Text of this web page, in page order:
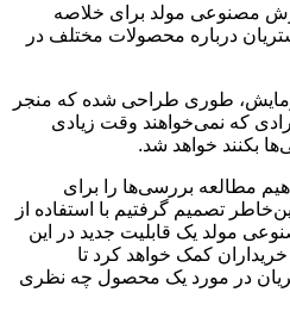
مصنوعی مولد برای خلاصه
درباره محصولات مختلف در
طوری طراحی شده که منجر
که نمی‌خواهند وقت زیادی
بکنند خواهد شد.
مطالعه بررسی‌ها را برای
تصمیم گرفتیم با استفاده از
مولد یک قابلیت جدید در این
خریداران کمک خواهد کرد تا
در مورد یک محصول چه نظری